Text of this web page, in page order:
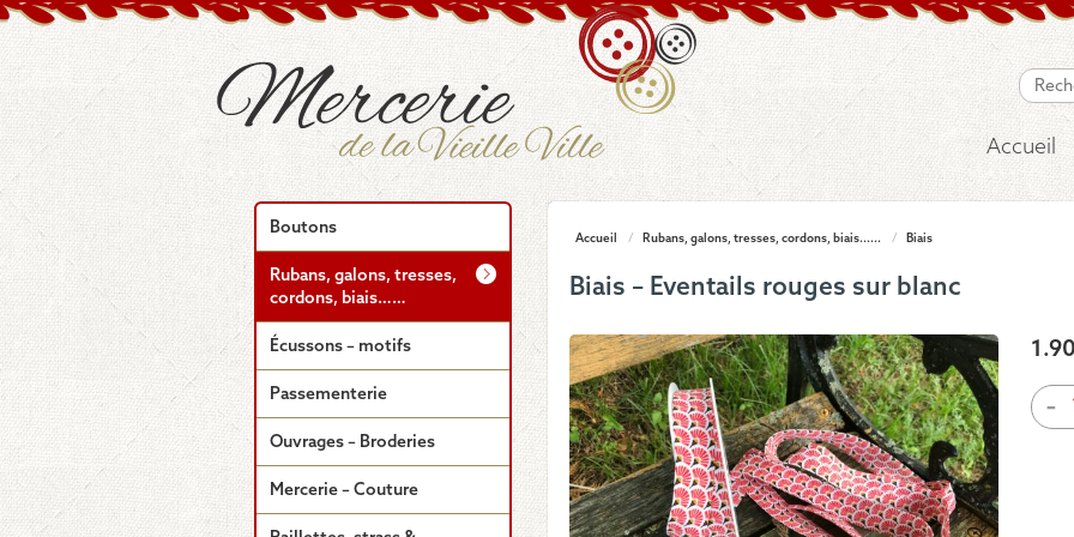
Accueil
Accueil / Rubans, galons, tresses, cordons, biais...... / Biais
Biais – Eventails rouges sur blanc
1.90
-
de
Boutons
Rubans, galons, tresses,
cordons, biais……
Écussons – motifs
Passementerie
Ouvrages – Broderies
Mercerie – Couture